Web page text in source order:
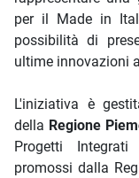
per il Made in
possibilità di
ultime innovazioni
L'iniziativa è
della Regione
Progetti
promossi dalla